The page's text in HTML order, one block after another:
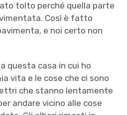
tolto perché quella parte
Così è fatto
e noi certo non
questa casa in cui ho
vita e le cose che ci sono
che stanno lentamente
andare vicino alle cose